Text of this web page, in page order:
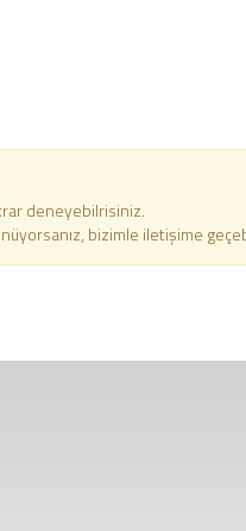
deneyebilrisiniz.
bizimle iletişime